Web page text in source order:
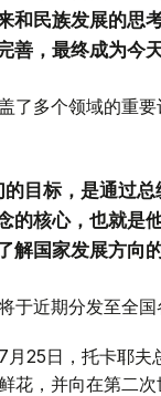
和民族发展的思
善，最终成为今
了多个领域的重
的目标，是通过
的核心，也就是
解国家发展方向
于近期分发至全
7月25日，托卡耶
花，并向在第二